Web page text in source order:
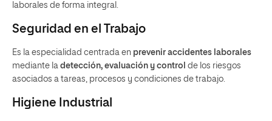
laborales de forma integral.
Seguridad en el Trabajo
Es la especialidad centrada en prevenir accidentes laborales
mediante la detección, evaluación y control de los riesgos
asociados a tareas, procesos y condiciones de trabajo.
Higiene Industrial